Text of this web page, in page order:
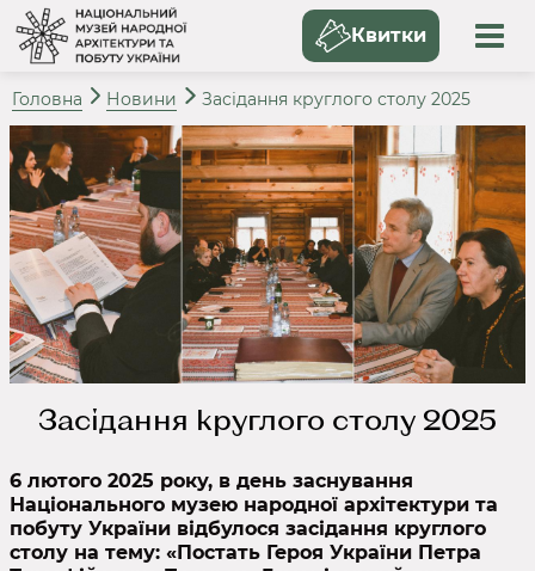
Квитки
Головна Новини Засідання круглого столу 2025
Засідання круглого столу 2025
6 лютого 2025 року, в день заснування
Національного музею народної архітектури та
побуту України відбулося засідання круглого
столу на тему: «Постать Героя України Петра